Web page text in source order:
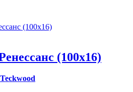
(100х16)
Teckwood